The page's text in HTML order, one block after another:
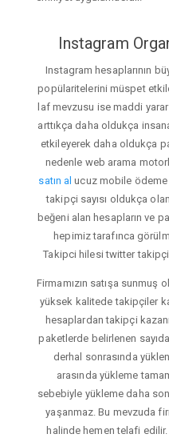
Instagram
Instagram hesaplarının
popülaritelerini müspet
laf mevzusu ise maddi
arttıkça daha oldukça
etkileyerek daha oldukça
nedenle web arama
satın al ucuz mobile ödeme
takipçi sayısı oldukça
beğeni alan hesapların ve
hepimiz tarafınca
Takipci hilesi twitter takipçi
Firmamızın satışa
yüksek kalitede takipçiler
hesaplardan takipçi
paketlerde belirlenen
derhal sonrasında
arasında yükleme
sebebiyle yükleme daha
yaşanmaz. Bu mevzuda
halinde hemen telafi